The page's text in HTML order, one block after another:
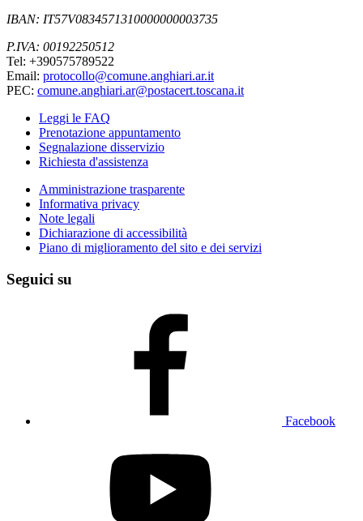
IBAN: IT57V0834571310000000003735
P.IVA: 00192250512
Tel: +390575789522
Email: protocollo@comune.anghiari.ar.it
PEC: comune.anghiari.ar@postacert.toscana.it
Leggi le FAQ
Prenotazione appuntamento
Segnalazione disservizio
Richiesta d'assistenza
Amministrazione trasparente
Informativa privacy
Note legali
Dichiarazione di accessibilità
Piano di miglioramento del sito e dei servizi
Seguici su
Facebook